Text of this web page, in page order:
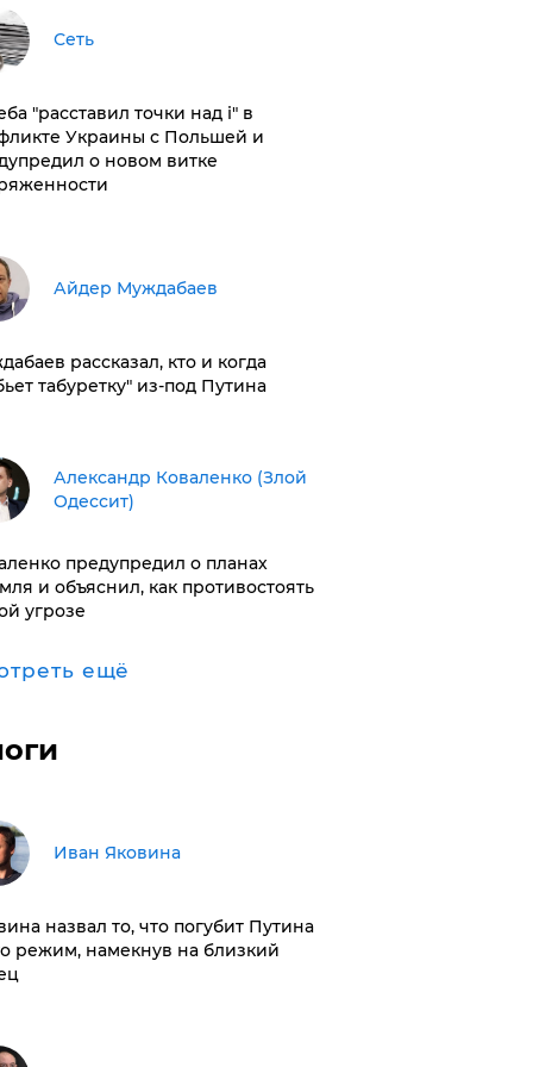
Сеть
"расставил точки над і" в
Украины с Польшей и
о новом витке
Айдер Муждабаев
рассказал, кто и когда
табуретку" из-под Путина
Александр Коваленко (Злой
Одессит)
предупредил о планах
и объяснил, как противостоять
угрозе
ещё
Иван Яковина
назвал то, что погубит Путина
режим, намекнув на близкий